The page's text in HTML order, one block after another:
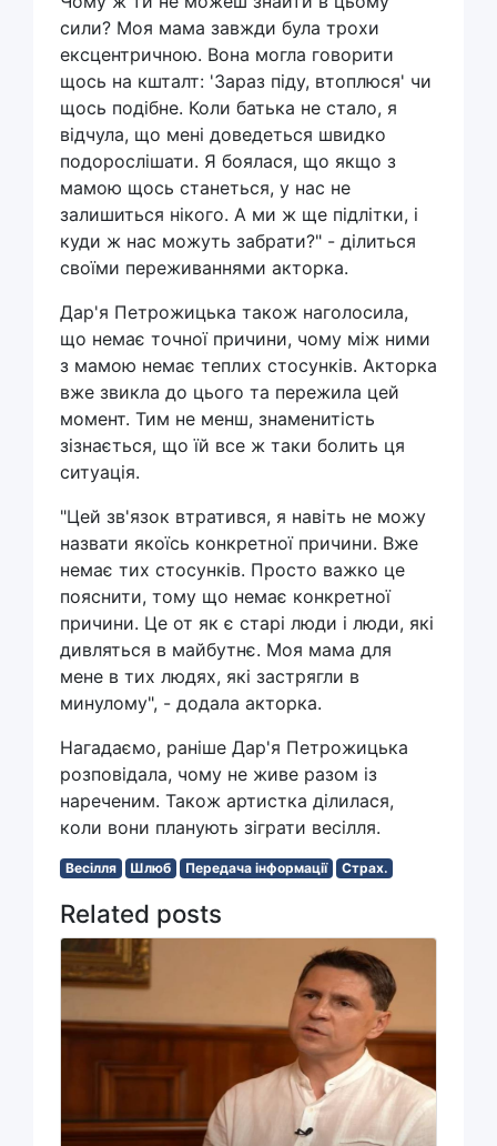
сили? Моя мама завжди була трохи
ексцентричною. Вона могла говорити
щось на кшталт: 'Зараз піду, втоплюся' чи
щось подібне. Коли батька не стало, я
відчула, що мені доведеться швидко
подорослішати. Я боялася, що якщо з
мамою щось станеться, у нас не
залишиться нікого. А ми ж ще підлітки, і
куди ж нас можуть забрати?" - ділиться
своїми переживаннями акторка.
Дар'я Петрожицька також наголосила,
що немає точної причини, чому між ними
з мамою немає теплих стосунків. Акторка
вже звикла до цього та пережила цей
момент. Тим не менш, знаменитість
зізнається, що їй все ж таки болить ця
ситуація.
"Цей зв'язок втратився, я навіть не можу
назвати якоїсь конкретної причини. Вже
немає тих стосунків. Просто важко це
пояснити, тому що немає конкретної
причини. Це от як є старі люди і люди, які
дивляться в майбутнє. Моя мама для
мене в тих людях, які застрягли в
минулому", - додала акторка.
Нагадаємо, раніше Дар'я Петрожицька
розповідала, чому не живе разом із
нареченим. Також артистка ділилася,
коли вони планують зіграти весілля.
Весілля Шлюб Передача інформації Страх.
Related posts